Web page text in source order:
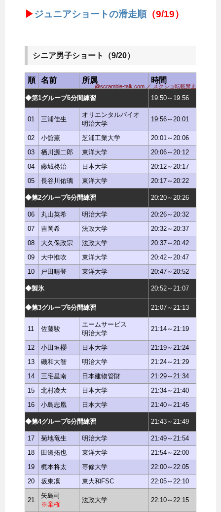
▶ジュニアショートの滑走順 （9/19）
シニア男子ショート（9/20）
@scramble-talk.com ／ スクショ転載禁止
順 名前 所属 時間
◆第1グループ6分間練習 19:50～19:56
01 三浦佳生
オリエンタルバイオ
明治大学
19:56～20:01
02 小舘薫 芝浦工業大学
20:01～20:06
03
栖川源二郎 東洋大学
20:06～20:12
04
藤城柊治 日本大学
20:12～20:17
05
長谷川佑璃 東洋大学 20:17～20:22
◆第2グループ6分間練習 20:20～20:26
06 丸山英希 明治大学
20:26～20:32
07
吉岡希 法政大学
20:32～20:37
08
大久保政宗 法政大学
20:37～20:42
09
大中惟吹 東洋大学
20:42～20:47
10
戸田晴登 東洋大学 20:47～20:52
◆製氷 20:52～21:07
◆第3グループ6分間練習 21:07～21:13
11 佐藤駿
エームサービス
明治大学
21:14～21:19
12 小田垣櫻 日本大学
21:19～21:24
13
磯和大智 明治大学
21:24～21:29
14
三宅星南 日本建物管財
21:29～21:34
15
北村凌大 日本大学
21:34～21:40
16
小島志凰 日本大学 21:40～21:45
◆第4グループ6分間練習 21:43～21:49
17 菊地竜生 明治大学
21:49～21:54
18
田邊拓也 東洋大学
21:54～22:00
19
梶本将太 専修大学
22:00～22:05
20
坂東凜 東大和FSC 22:05～22:10
21
矢島司
※棄権
法政大学 22:10～22:15